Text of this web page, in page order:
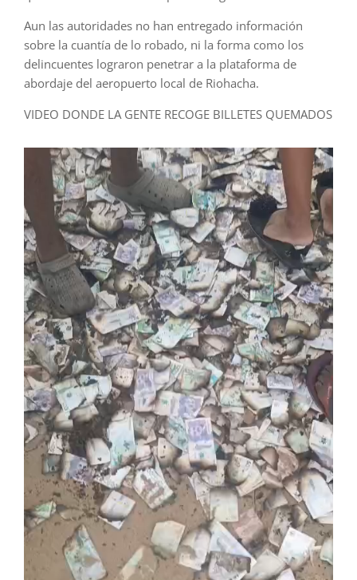
Aun las autoridades no han entregado información
sobre la cuantía de lo robado, ni la forma como los
delincuentes lograron penetrar a la plataforma de
abordaje del aeropuerto local de Riohacha.
VIDEO DONDE LA GENTE RECOGE BILLETES QUEMADOS